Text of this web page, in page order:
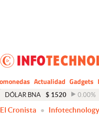
Dólar
Economía y Política
Finanzas y Mercados
Actualidad Gadgets
DÓLAR BNA $ 1520 0.00%
El Cronista Infotechnology